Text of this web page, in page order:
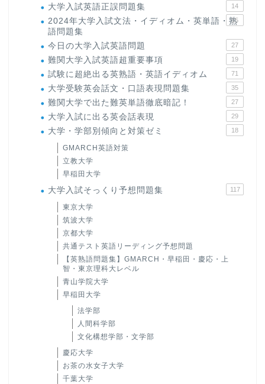
大学入試英語正誤問題集 14
2024年大学入試文法・イディオム・英単語・熟
語問題集
15
今日の大学入試英語問題 27
難関大学入試英語超重要事項 19
試験に超絶出る英熟語・英語イディオム 71
大学受験英会話文・口語表現問題集 35
難関大学で出た難英単語徹底暗記！ 27
大学入試に出る英会話表現 29
大学・学部別傾向と対策ゼミ 18
GMARCH英語対策
立教大学
早稲田大学
大学入試そっくり予想問題集 117
東京大学
筑波大学
京都大学
共通テスト英語リーディング予想問題
【英熟語問題集】GMARCH・早稲田・慶応・上
智・東京理科大レベル
青山学院大学
早稲田大学
法学部
人間科学部
文化構想学部・文学部
慶応大学
お茶の水女子大学
千葉大学